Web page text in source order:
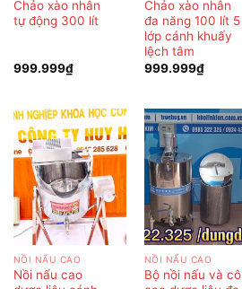
Chảo xào nhân
tự động 300 lít
999.999₫
Chảo xào nhân
đa năng 100 lít 5
lớp cánh khuấy
lệch tâm
999.999₫
NỒI NẤU CAO
Nồi nấu cao
NỒI NẤU CAO
Bộ nồi nấu và cô